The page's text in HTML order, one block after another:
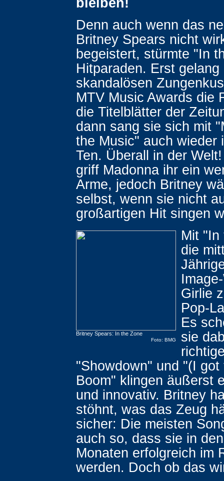
Denn auch wenn das
Britney Spears nicht
begeistert, stürmte "In
Hitparaden. Erst
skandalösen
MTV Music Awards die
die Titelblätter der
dann sang sie sich mit
the Music" auch wieder
Ten. Überall in der
griff Madonna ihr ein
Arme, jedoch Britney
selbst, wenn sie nicht
großartigen Hit singen
Britney Spears: In the Zone
Foto: BMG
Mit "In
die
Girlie
Pop-
Es
sie
"Showdown" und "(I got
Boom" klingen äußerst
und innovativ. Britney
stöhnt, was das Zeug
sicher: Die meisten
auch so, dass sie in
Monaten erfolgreich im
werden. Doch ob das